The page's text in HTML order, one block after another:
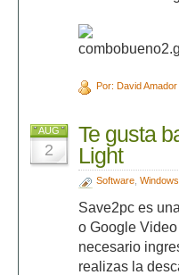
Por: David Amador
AUG
2
Te gusta
Light
Software, Windows
Save2pc es
o Google
necesario
realizas la